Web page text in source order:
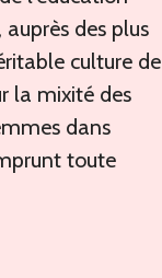
des plus
culture de
la mixité des
dans
toute